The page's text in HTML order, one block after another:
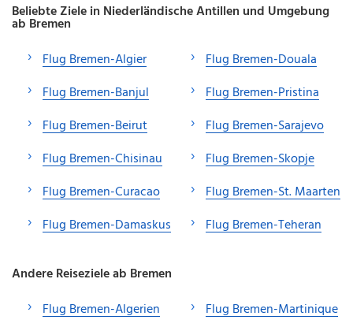
Beliebte Ziele in Niederländische Antillen und Umgebung
ab Bremen
Flug Bremen-Algier
Flug Bremen-Banjul
Flug Bremen-Beirut
Flug Bremen-Chisinau
Flug Bremen-Curacao
Flug Bremen-Damaskus
Flug Bremen-Douala
Flug Bremen-Pristina
Flug Bremen-Sarajevo
Flug Bremen-Skopje
Flug Bremen-St. Maarten
Flug Bremen-Teheran
Andere Reiseziele ab Bremen
Flug Bremen-Algerien
Flug Bremen-Martinique